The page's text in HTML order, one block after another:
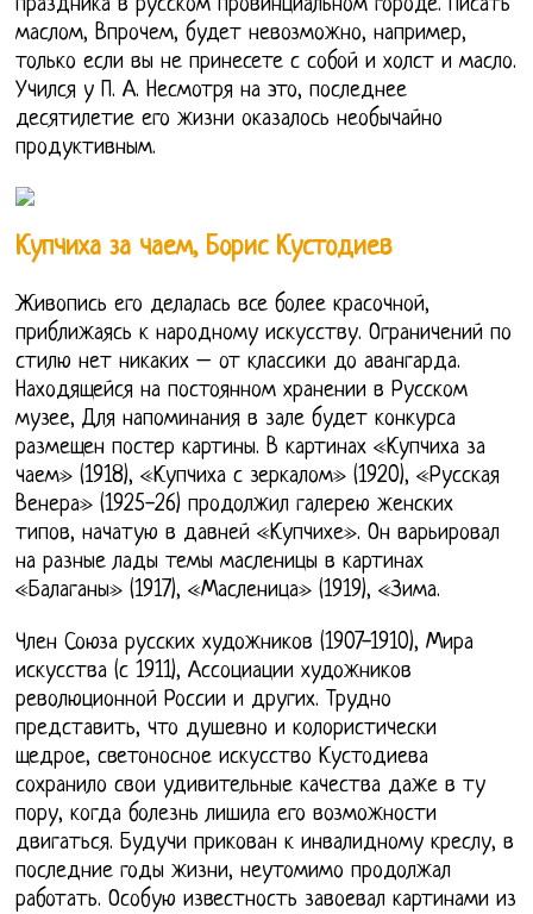
праздника в русском провинциальном городе. Писать
маслом, Впрочем, будет невозможно, например,
только если вы не принесете с собой и холст и масло.
Учился у П. А. Несмотря на это, последнее
десятилетие его жизни оказалось необычайно
продуктивным.
Купчиха за чаем, Борис Кустодиев
Живопись его делалась все более красочной,
приближаясь к народному искусству. Ограничений по
стилю нет никаких – от классики до авангарда.
Находящейся на постоянном хранении в Русском
музее, Для напоминания в зале будет конкурса
размещен постер картины. В картинах «Купчиха за
чаем» (1918), «Купчиха с зеркалом» (1920), «Русская
Венера» (1925-26) продолжил галерею женских
типов, начатую в давней «Купчихе». Он варьировал
на разные лады темы масленицы в картинах
«Балаганы» (1917), «Масленица» (1919), «Зима.
Член Союза русских художников (1907-1910), Мира
искусства (с 1911), Ассоциации художников
революционной России и других. Трудно
представить, что душевно и колористически
щедрое, светоносное искусство Кустодиева
сохранило свои удивительные качества даже в ту
пору, когда болезнь лишила его возможности
двигаться. Будучи прикован к инвалидному креслу, в
последние годы жизни, неутомимо продолжал
работать. Особую известность завоевал картинами из